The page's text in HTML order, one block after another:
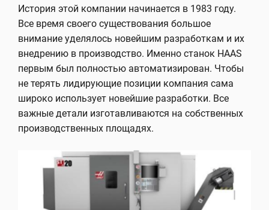
История этой компании начинается в 1983 году.
Все время своего существования большое
внимание уделялось новейшим разработкам и их
внедрению в производство. Именно станок HAAS
первым был полностью автоматизирован. Чтобы
не терять лидирующие позиции компания сама
широко использует новейшие разработки. Все
важные детали изготавливаются на собственных
производственных площадях.